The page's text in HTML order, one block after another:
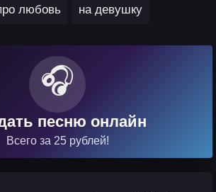
любовь
на девушку
🎧
песню онлайн
Всего за 25 рублей!